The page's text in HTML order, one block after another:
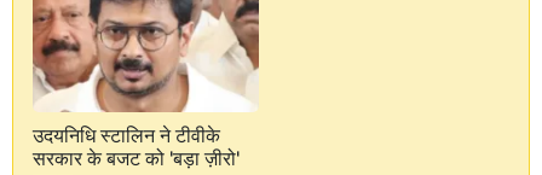
उदयनिधि स्टालिन ने टीवीके
सरकार के बजट को 'बड़ा ज़ीरो'